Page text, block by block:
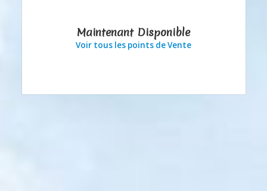
Maintenant Disponible
Voir tous les points de Vente